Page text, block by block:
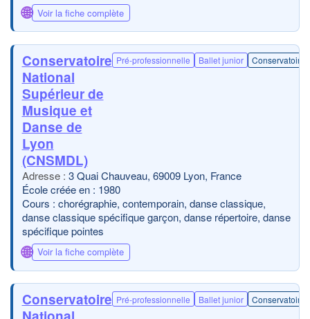
🌐 Voir la fiche complète
Conservatoire
National
Supérieur de
Musique et
Danse de
Lyon
(CNSMDL)
Pré-professionnelle Ballet junior Conservatoire
3 Quai Chauveau, 69009 Lyon, France
École créée en : 1980
Cours : chorégraphie, contemporain, danse classique,
danse classique spécifique garçon, danse répertoire, danse
spécifique pointes
🌐 Voir la fiche complète
Conservatoire Pré-professionnelle Ballet junior Conservatoire